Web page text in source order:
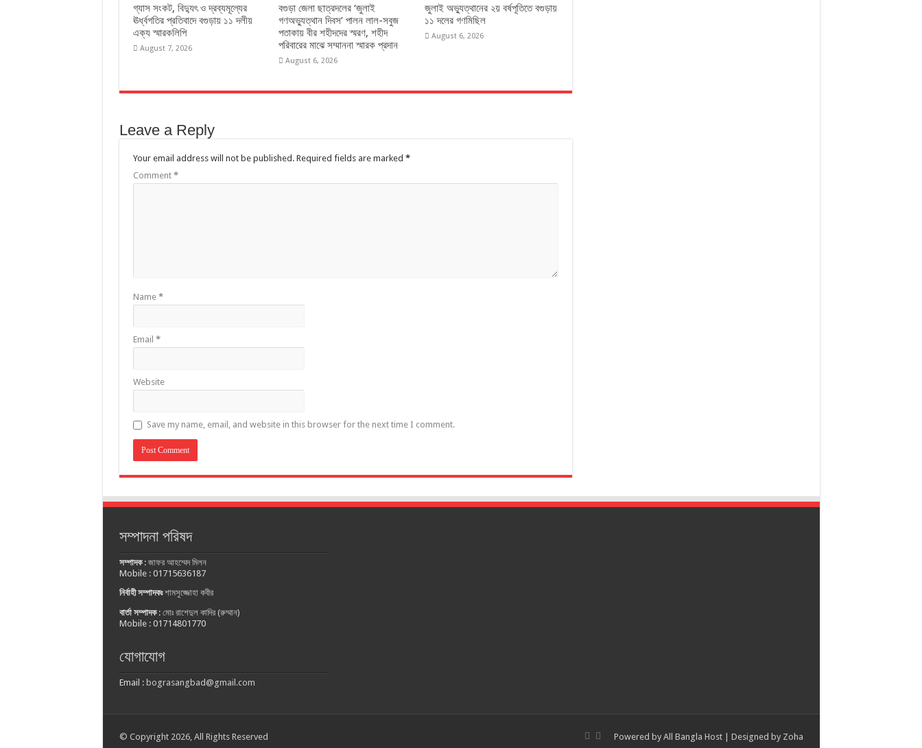
গ্যাস সংকট, বিদ্যুৎ ও দ্রব্যমূল্যের
ঊর্ধ্বগতির প্রতিবাদে বগুড়ায় ১১ দলীয়
এক্য স্মারকলিপি
August 7, 2026
বগুড়া জেলা ছাত্রদলের ‘জুলাই
গণঅভ্যুত্থান দিবস’ পালন লাল-সবুজ
পতাকায় বীর শহীদদের স্মরণ, শহীদ
পরিবারের মাঝে সম্মাননা স্মারক প্রদান
August 6, 2026
জুলাই অভ্যুত্থানের ২য় বর্ষপূতিতে বগুড়ায়
১১ দলের গণমিছিল
August 6, 2026
Leave a Reply
Your email address will not be published. Required fields are marked *
Comment *
Name *
Email *
Website
Save my name, email, and website in this browser for the next time I comment.
সম্পাদনা পরিষদ
সম্পাদক: জাফর আহম্মেদ মিলন
Mobile : 01715636187
নির্বাহী সম্পাদকঃশামসুজ্জোহা কবীর
বার্তা সম্পাদক: মোঃ রাশেদুল কাদির (রুম্মান)
Mobile : 01714801770
যোগাযোগ
Email : bograsangbad@gmail.com
Powered by All Bangla Host| Designed by Zoha
© Copyright 2026, All Rights Reserved